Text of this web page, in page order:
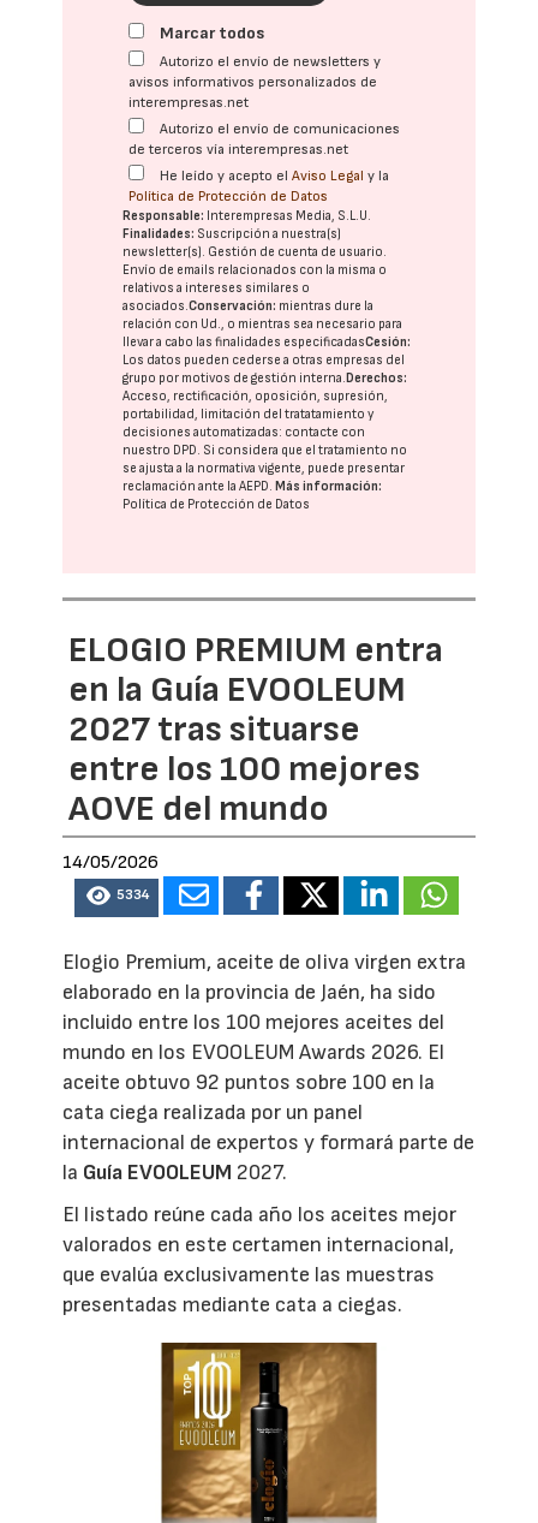
Marcar todos
Autorizo el envío de newsletters y
avisos informativos personalizados de
interempresas.net
Autorizo el envío de comunicaciones
de terceros vía interempresas.net
He leído y acepto elAviso Legal y la
Política de Protección de Datos
Responsable: Interempresas Media, S.L.U.
Finalidades: Suscripción a nuestra(s)
newsletter(s). Gestión de cuenta de usuario.
Envío de emails relacionados con la misma o
relativos a intereses similares o
asociados.Conservación: mientras dure la
relación con Ud., o mientras sea necesario para
llevar a cabo las finalidades especificadasCesión:
Los datos pueden cederse a otras empresas del
grupo por motivos de gestión interna. Derechos:
Acceso, rectificación, oposición, supresión,
portabilidad, limitación del tratatamiento y
decisiones automatizadas: contacte con
nuestro DPD. Si considera que el tratamiento no
se ajusta a la normativa vigente, puede presentar
reclamación ante laAEPD. Más información:
Política de Protección de Datos
ELOGIO PREMIUM entra
en la Guía EVOOLEUM
2027 tras situarse
entre los 100 mejores
AOVE del mundo
14/05/2026
5334
Elogio Premium, aceite de oliva virgen extra
elaborado en la provincia de Jaén, ha sido
incluido entre los 100 mejores aceites del
mundo en los EVOOLEUM Awards 2026. El
aceite obtuvo 92 puntos sobre 100 en la
cata ciega realizada por un panel
internacional de expertos y formará parte de
la Guía EVOOLEUM 2027.
El listado reúne cada año los aceites mejor
valorados en este certamen internacional,
que evalúa exclusivamente las muestras
presentadas mediante cata a ciegas.